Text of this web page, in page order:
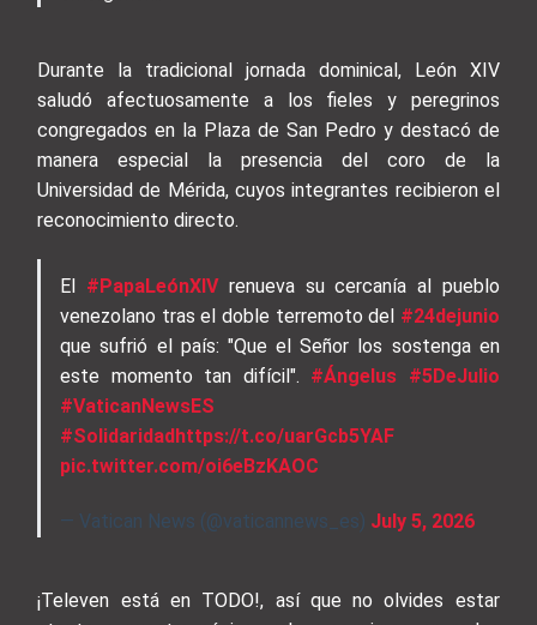
Durante la tradicional jornada dominical, León XIV
saludó afectuosamente a los fieles y peregrinos
congregados en la Plaza de San Pedro y destacó de
manera especial la presencia del coro de la
Universidad de Mérida, cuyos integrantes recibieron el
reconocimiento directo.
El #PapaLeónXIVrenueva su cercanía al pueblo
venezolano tras el doble terremoto del #24dejunio
que sufrió el país: "Que el Señor los sostenga en
este momento tan difícil". #Ángelus #5DeJulio
#VaticanNewsES
#Solidaridad https://t.co/uarGcb5YAF
pic.twitter.com/oi6eBzKAOC
— Vatican News (@vaticannews_es) July 5, 2026
¡Televen está en TODO!, así que no olvides estar